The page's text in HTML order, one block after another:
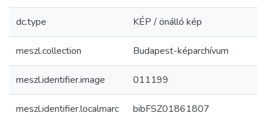
dc.type KÉP / önálló kép
meszl.collection Budapest-képarchívum
meszl.identifier.image 011199
meszl.identifier.localmarc bibFSZ01861807